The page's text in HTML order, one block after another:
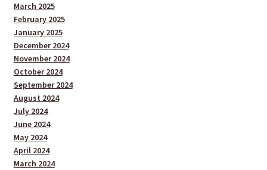
March 2025
February 2025
January 2025
December 2024
November 2024
October 2024
September 2024
August 2024
July 2024
June 2024
May 2024
April 2024
March 2024